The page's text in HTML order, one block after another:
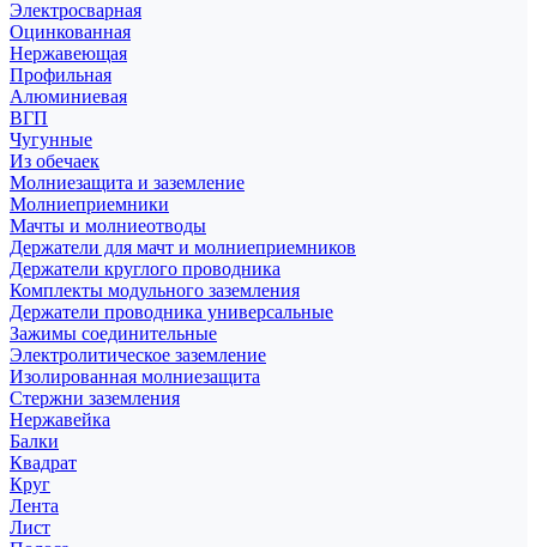
Электросварная
Оцинкованная
Нержавеющая
Профильная
Алюминиевая
ВГП
Чугунные
Из обечаек
Молниезащита и заземление
Молниеприемники
Мачты и молниеотводы
Держатели для мачт и молниеприемников
Держатели круглого проводника
Комплекты модульного заземления
Держатели проводника универсальные
Зажимы соединительные
Электролитическое заземление
Изолированная молниезащита
Стержни заземления
Нержавейка
Балки
Квадрат
Круг
Лента
Лист